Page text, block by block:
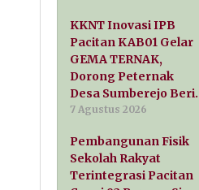
KKNT Inovasi IPB
Pacitan KAB01 Gelar
GEMA TERNAK,
Dorong Peternak
Desa Sumberejo
7 Agustus 2026
Pembangunan Fisik
Sekolah Rakyat
Terintegrasi Pacitan